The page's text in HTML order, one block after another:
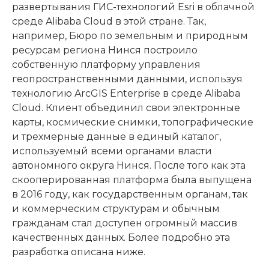
развертывания ГИС-технологий Esri в облачной
среде Alibaba Cloud в этой стране. Так,
например, Бюро по земельным и природным
ресурсам региона Нинся построило
собственную платформу управления
геопространственными данными, используя
технологию ArcGIS Enterprise в среде Alibaba
Cloud. Клиент объединил свои электронные
карты, космические снимки, топографические
и трехмерные данные в единый каталог,
используемый всеми органами власти
автономного округа Нинся. После того как эта
скооперированная платформа была выпущена
в 2016 году, как государственным органам, так
и коммерческим структурам и обычным
гражданам стал доступен огромный массив
качественных данных. Более подробно эта
разработка описана ниже.